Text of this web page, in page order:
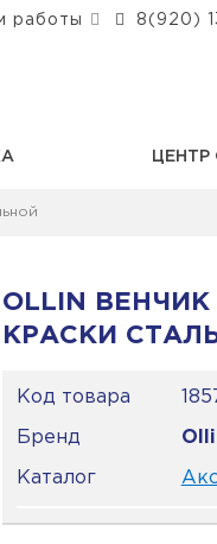
работы 8(920)
ЦЕНТР
OLLIN
КРАСКИ
Код товара
Бренд
Каталог